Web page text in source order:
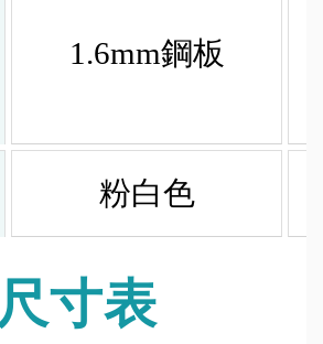
1.6mm鋼板
粉白色
尺寸表